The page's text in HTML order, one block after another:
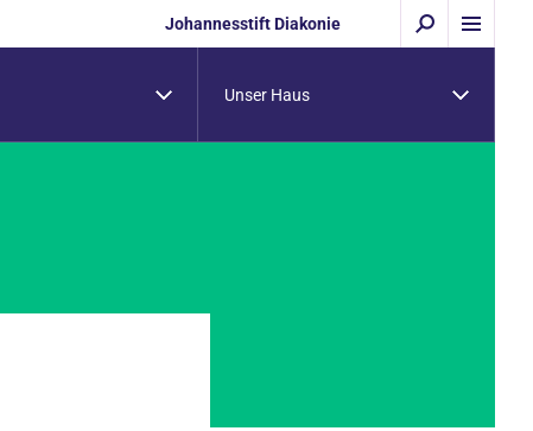
Johannesstift Diakonie
Unser Haus